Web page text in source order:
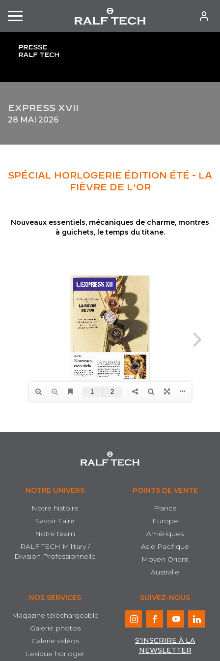
MON
EXPRESS XVII
28 MAI 2026
SPÉCIAL HORLOGERIE ÉDITION ÉTÉ - LA
FIÈVRE DE L'OR
Nouveaux essentiels, mécaniques de charme, montres
à guichets, le temps du titane.
NOTRE UNIVERS
Notre histoire
Savoir Faire
Notre team
RALF TECH Military /
Division Professionnelle
POINTS DE VENTE
France
Europe
Amériques
Asie Pacifique
Moyen Orient
Australie
NOS SERVICES
Magazine téléchargeable
Galerie photos
Galerie vidéos
Lexique horloger
SUIVEZ-NOUS
S'INSCRIRE À LA
NEWSLETTER